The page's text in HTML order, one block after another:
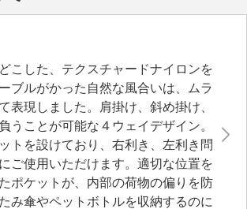
こした、テクスチャードナイロンを
ブルがかった自然な風合いは、ムラ
表現しました。肩掛け、斜め掛け、
うことが可能な４ウェイデザイン。
トを設けており、右利き、左利き問
ご使用いただけます。適切な位置を
ポケットが、内部の荷物の偏りを防
み傘やペットボトルを収納するのに